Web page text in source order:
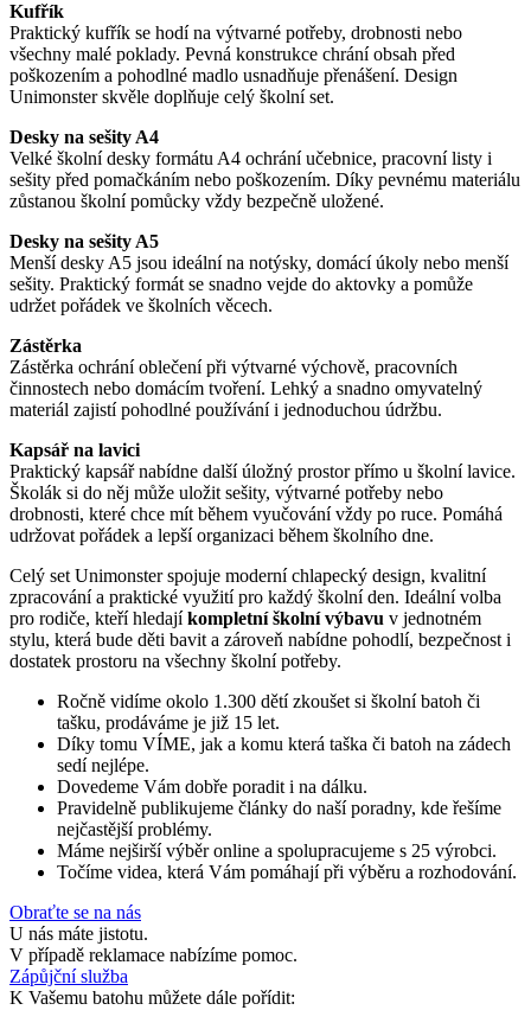
Kufřík
Praktický kufřík se hodí na výtvarné potřeby, drobnosti nebo
všechny malé poklady. Pevná konstrukce chrání obsah před
poškozením a pohodlné madlo usnadňuje přenášení. Design
Unimonster skvěle doplňuje celý školní set.
Desky na sešity A4
Velké školní desky formátu A4 ochrání učebnice, pracovní listy i
sešity před pomačkáním nebo poškozením. Díky pevnému materiálu
zůstanou školní pomůcky vždy bezpečně uložené.
Desky na sešity A5
Menší desky A5 jsou ideální na notýsky, domácí úkoly nebo menší
sešity. Praktický formát se snadno vejde do aktovky a pomůže
udržet pořádek ve školních věcech.
Zástěrka
Zástěrka ochrání oblečení při výtvarné výchově, pracovních
činnostech nebo domácím tvoření. Lehký a snadno omyvatelný
materiál zajistí pohodlné používání i jednoduchou údržbu.
Kapsář na lavici
Praktický kapsář nabídne další úložný prostor přímo u školní lavice.
Školák si do něj může uložit sešity, výtvarné potřeby nebo
drobnosti, které chce mít během vyučování vždy po ruce. Pomáhá
udržovat pořádek a lepší organizaci během školního dne.
Celý set Unimonster spojuje moderní chlapecký design, kvalitní
zpracování a praktické využití pro každý školní den. Ideální volba
pro rodiče, kteří hledajíkompletní školní výbavu v jednotném
stylu, která bude děti bavit a zároveň nabídne pohodlí, bezpečnost i
dostatek prostoru na všechny školní potřeby.
Ročně vidíme okolo 1.300 dětí zkoušet si školní batoh či
tašku, prodáváme je již 15 let.
Díky tomu VÍME, jak a komu která taška či batoh na zádech
sedí nejlépe.
Dovedeme Vám dobře poradit i na dálku.
Pravidelně publikujeme články do naší poradny, kde řešíme
nejčastější problémy.
Máme nejširší výběr online a spolupracujeme s 25 výrobci.
Točíme videa, která Vám pomáhají při výběru a rozhodování.
Obraťte se na nás
U nás máte jistotu.
V případě reklamace nabízíme pomoc.
Zápůjční služba
K Vašemu batohu můžete dále pořídit: